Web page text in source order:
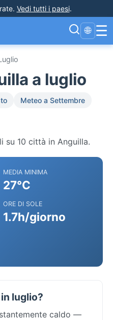
. Vedi tutti i paesi.
🌐 ☰
a luglio
Meteo a Settembre
su 10 città in Anguilla.
MEDIA MINIMA
27°C
ORE DI SOLE
1.7h/giorno
luglio?
caldo —